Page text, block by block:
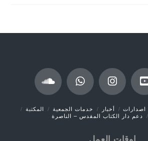
اصدارات أخبار خدمات الجمعية
المكتبة
دعم دار الكتاب المقدس – الناصرة